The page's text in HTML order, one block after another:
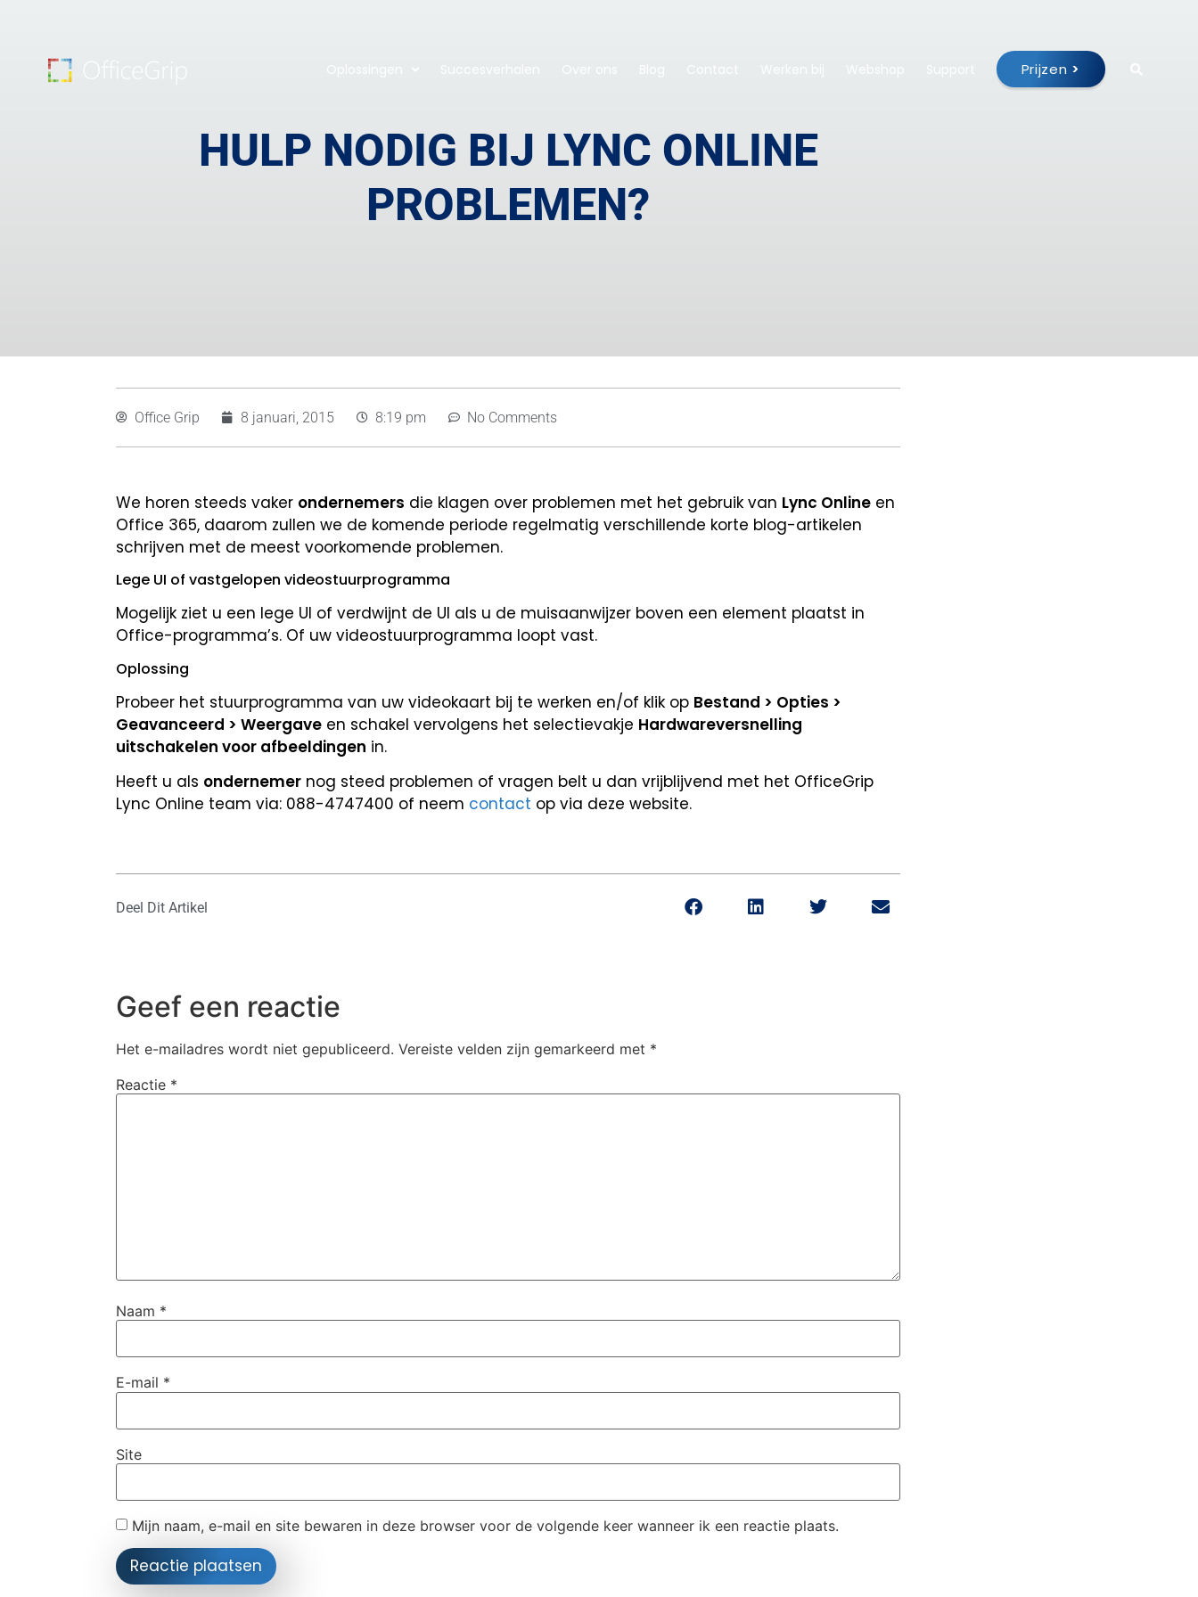
Prijzen >
HULP NODIG BIJ LYNC ONLINE
PROBLEMEN?
Office Grip 8 januari, 2015 8:19 pm No Comments
We horen steeds vaker ondernemers die klagen over problemen met het gebruik van Lync Online en
Office 365, daarom zullen we de komende periode regelmatig verschillende korte blog-artikelen
schrijven met de meest voorkomende problemen.
Lege UI of vastgelopen videostuurprogramma
Mogelijk ziet u een lege UI of verdwijnt de UI als u de muisaanwijzer boven een element plaatst in
Office-programma’s. Of uw videostuurprogramma loopt vast.
Oplossing
Probeer het stuurprogramma van uw videokaart bij te werken en/of klik op Bestand > Opties >
Geavanceerd > Weergave en schakel vervolgens het selectievakje Hardwareversnelling
uitschakelen voor afbeeldingen in.
Heeft u als ondernemer nog steed problemen of vragen belt u dan vrijblijvend met het OfficeGrip
Lync Online team via: 088-4747400 of neem contact op via deze website.
Deel Dit Artikel
Geef een reactie
Het e-mailadres wordt niet gepubliceerd. Vereiste velden zijn gemarkeerd met *
Reactie *
Naam *
E-mail *
Site
Mijn naam, e-mail en site bewaren in deze browser voor de volgende keer wanneer ik een reactie plaats.